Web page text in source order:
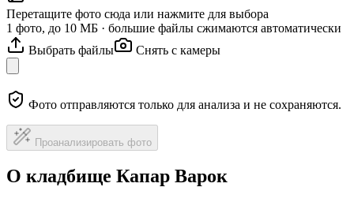
Перетащите фото сюда или нажмите для выбора
1 фото, до 10 МБ · большие файлы сжимаются автоматически
Выбрать файлы
Снять с камеры
Фото отправляются только для анализа и не сохраняются.
Проанализировать фото
О кладбище Капар Варок